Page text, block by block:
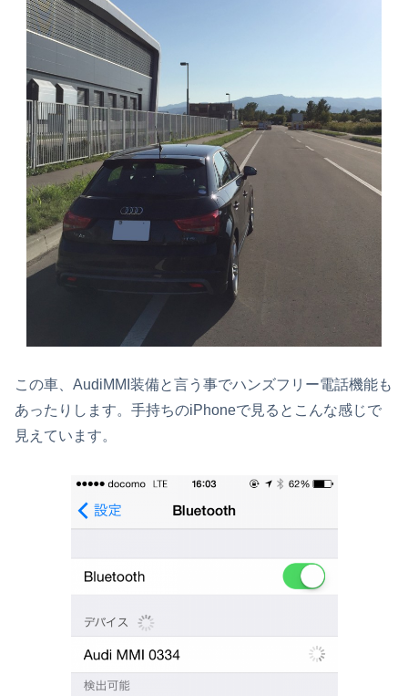
この車、AudiMMI装備と言う事でハンズフリー電話機能も
あったりします。手持ちのiPhoneで見るとこんな感じで
見えています。